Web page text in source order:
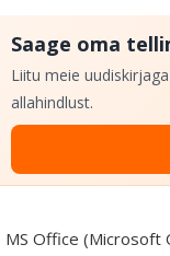
Saage oma
Liitu meie
allahindlust.
MS Office (Microsoft